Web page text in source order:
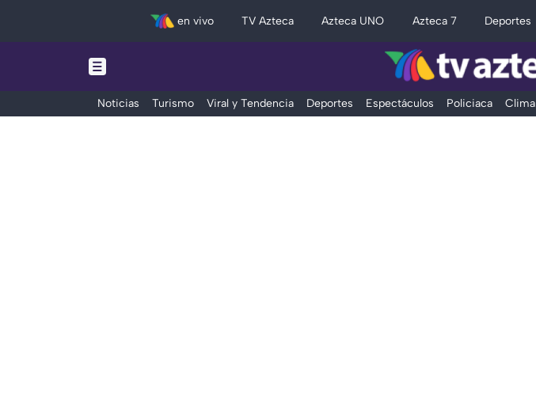
en vivo TV Azteca Azteca UNO Azteca 7 Deportes
Noticias Turismo Viral y Tendencia Deportes Espectáculos Policiaca Clima